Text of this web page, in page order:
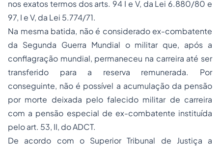
nos exatos termos dos arts. 94 I e V, da Lei 6.880/80 e
97, I e V, da Lei 5.774/71.
Na mesma batida, não é considerado ex-combatente
da Segunda Guerra Mundial o militar que, após a
conflagração mundial, permaneceu na carreira até ser
transferido para a reserva remunerada. Por
conseguinte, não é possível a acumulação da pensão
por morte deixada pelo falecido militar de carreira
com a pensão especial de ex-combatente instituída
pelo art. 53, II, do ADCT.
De acordo com o Superior Tribunal de Justiça a